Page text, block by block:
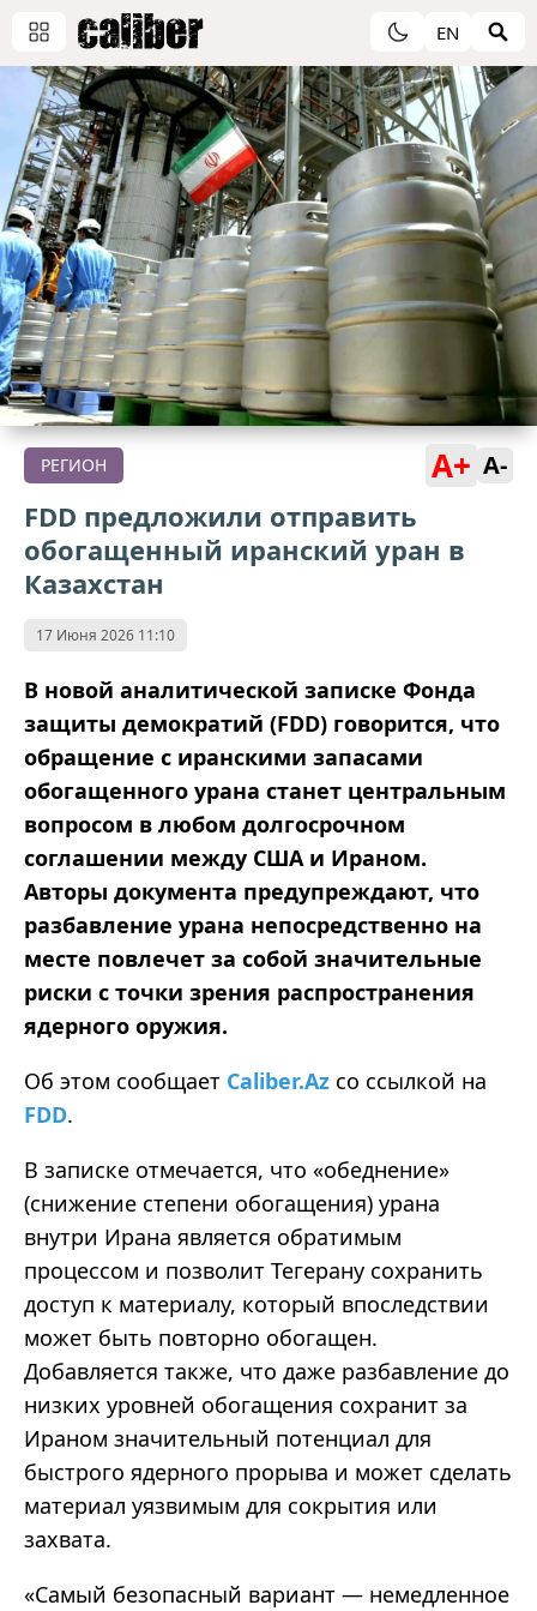
EN
РЕГИОН A+ A-
FDD предложили отправить
обогащенный иранский уран в
Казахстан
17 Июня 2026 11:10
В новой аналитической записке Фонда
защиты демократий (FDD) говорится, что
обращение с иранскими запасами
обогащенного урана станет центральным
вопросом в любом долгосрочном
соглашении между США и Ираном.
Авторы документа предупреждают, что
разбавление урана непосредственно на
месте повлечет за собой значительные
риски с точки зрения распространения
ядерного оружия.
Об этом сообщает Caliber.Az со ссылкой на
FDD.
В записке отмечается, что «обеднение»
(снижение степени обогащения) урана
внутри Ирана является обратимым
процессом и позволит Тегерану сохранить
доступ к материалу, который впоследствии
может быть повторно обогащен.
Добавляется также, что даже разбавление до
низких уровней обогащения сохранит за
Ираном значительный потенциал для
быстрого ядерного прорыва и может сделать
материал уязвимым для сокрытия или
захвата.
«Самый безопасный вариант — немедленное